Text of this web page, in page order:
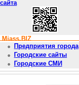
сайта
Miass.BIZ
Предприятия города
Городские сайты
Городские СМИ